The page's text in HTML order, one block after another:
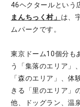
46ヘクタールという
まんちっく村」 は、
ムパークです。
東京ドーム10個分も
う「集落のエリア」
「森のエリア」、
きる「里のエリア」
他、ドッグラン、温